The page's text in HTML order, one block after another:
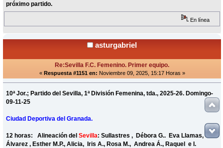
próximo partido.
En línea
asturgabriel
Re:Sevilla F.C. Femenino. Primer equipo.
« Respuesta #1151 en: Noviembre 09, 2025, 15:17 Horas »
10ª Jor.; Partido del Sevilla, 1ª División Femenina, tda., 2025-26. Domingo-
09-11-25
Ciudad Deportiva del Granada.
12 horas: Alineación delSevilla: Sullastres , Débora G.. Eva Llamas, Isa
Álvarez , Esther M.P., Alicia, Iris A., Rosa M., Andrea Á., Raquel e I.